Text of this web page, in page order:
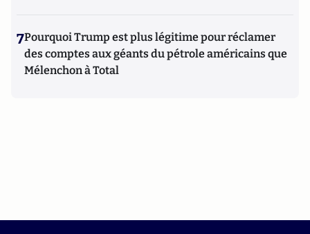
7Pourquoi Trump est plus légitime pour réclamer
des comptes aux géants du pétrole américains que
Mélenchon à Total